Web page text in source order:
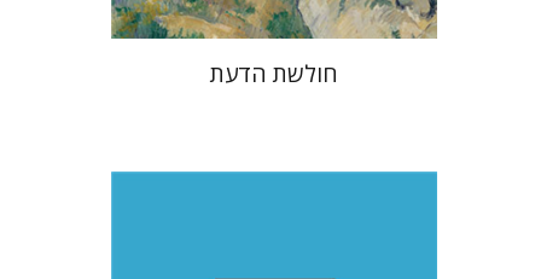
חולשת הדעת